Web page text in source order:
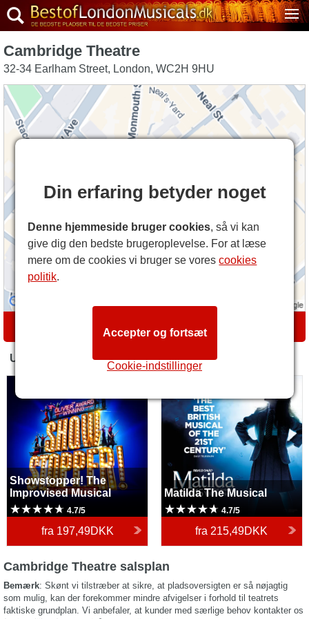
Cambridge Theatre
32-34 Earlham Street, London, WC2H 9HU
UDVALGTE
Improvised Musical
Showstopper! The
Improvised Musical
4.7/5
fra 197,49DKK
Matilda The Musical
4.7/5
fra215,49DKK
RUTEANVISNING
Cambridge Theatre salsplan
Bemærk: Skønt vi tilstræber at sikre, at pladsoversigten er så nøjagtig
som mulig, kan der forekommer mindre afvigelser i forhold til teatrets
faktiske grundplan. Vi anbefaler, at kunder med særlige behov kontakter os
Din erfaring betyder noget
Denne hjemmeside bruger cookies, så vi kan
give dig den bedste brugeroplevelse. For at læse
mere om de cookies vi bruger se vorescookies
politik.
Cookie-indstillinger
Accepter og fortsæt